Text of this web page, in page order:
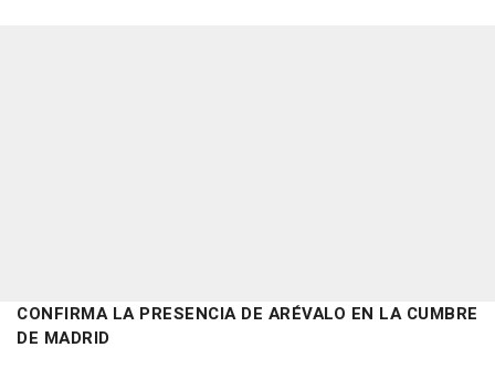
CONFIRMA LA PRESENCIA DE ARÉVALO EN LA CUMBRE
DE MADRID